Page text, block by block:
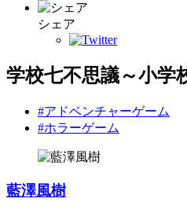
シェア
学校七不思議～小学
#アドベンチャーゲーム
#ホラーゲーム
藍澤風樹